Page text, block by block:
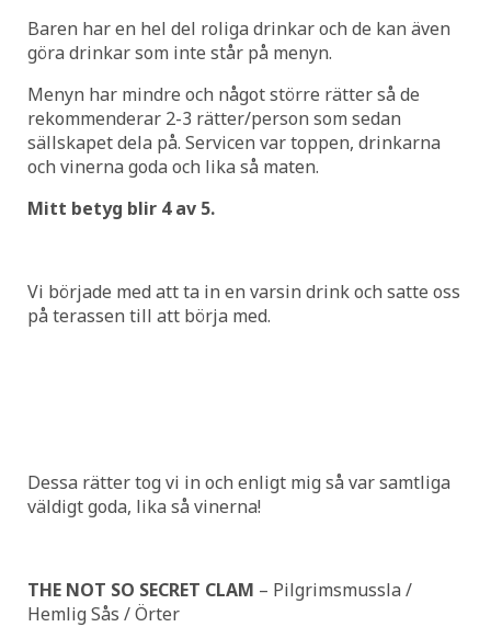
Baren har en hel del roliga drinkar och de kan även
göra drinkar som inte står på menyn.
Menyn har mindre och något större rätter så de
rekommenderar 2-3 rätter/person som sedan
sällskapet dela på. Servicen var toppen, drinkarna
och vinerna goda och lika så maten.
Mitt betyg blir 4 av 5.
Vi började med att ta in en varsin drink och satte oss
på terassen till att börja med.
Dessa rätter tog vi in och enligt mig så var samtliga
väldigt goda, lika så vinerna!
THE NOT SO SECRET CLAM – Pilgrimsmussla /
Hemlig Sås / Örter